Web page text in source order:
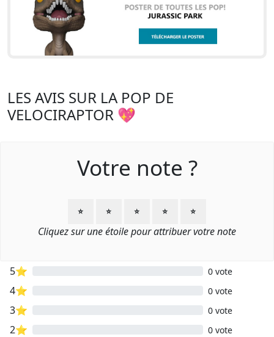
LES AVIS SUR LA POP DE
VELOCIRAPTOR 💖
Votre note ?
⭐ ⭐ ⭐ ⭐ ⭐
Cliquez sur une étoile pour attribuer votre note
5⭐ 0 vote
4⭐ 0 vote
3⭐ 0 vote
2⭐ 0 vote